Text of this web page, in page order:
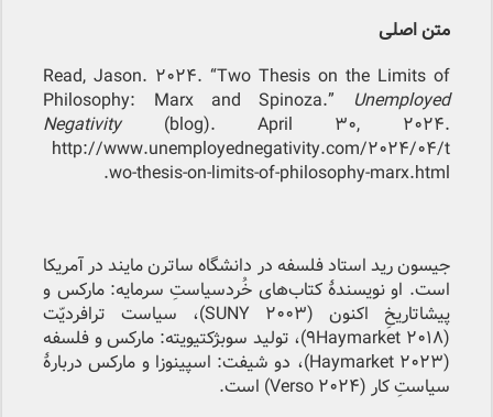
متن اصلی
Read, Jason. 2024. “Two Thesis on the Limits of
Philosophy: Marx and Spinoza.” Unemployed
Negativity(blog). April 30, 2024.
http://www.unemployednegativity.com/2024/04/t
wo-thesis-on-limits-of-philosophy-marx.html.
جیسون رید استاد فلسفه در دانشگاه ساترن مایند در آمریکا
است. او نویسندهٔ‌ کتاب‌های خُردسیاستِ سرمایه: مارکس و
پیشاتاریخِ اکنون (SUNY 2003)، سیاست ترافردیّت
(۹Haymarket 2018)، تولید سوبژکتیویته: مارکس و فلسفه
(Haymarket 2023)، دو شیفت: اسپینوزا و مارکس دربارهٔ
سیاستِ کار (Verso 2024) است.